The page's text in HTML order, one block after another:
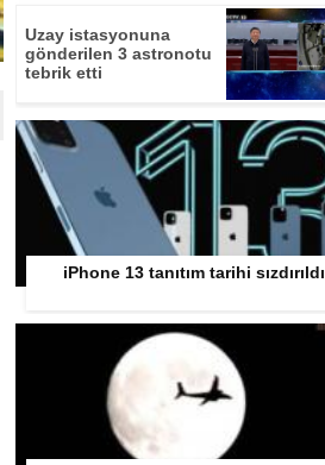
Uzay istasyonuna
gönderilen 3 astronotu
tebrik etti
iPhone 13 tanıtım tarihi sızdırıldı